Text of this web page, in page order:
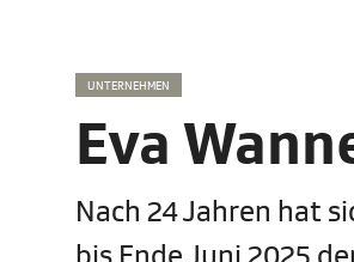
UNTERNEHMEN
Eva
Nach 24 Jahren hat